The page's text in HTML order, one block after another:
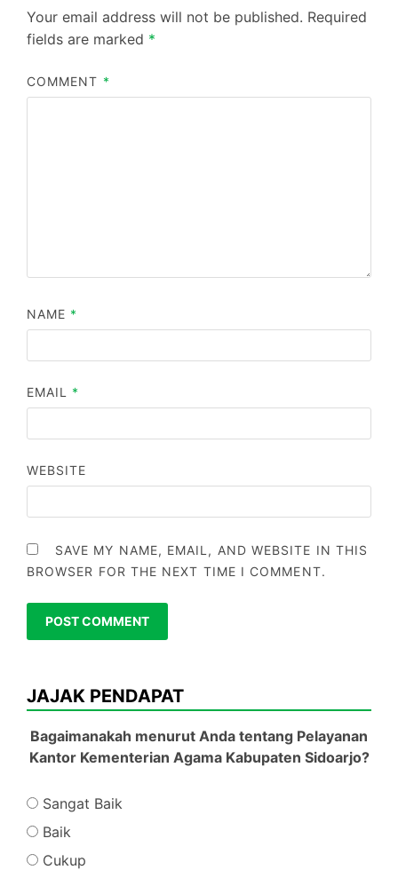
Your email address will not be published. Required
fields are marked *
COMMENT *
NAME *
EMAIL *
WEBSITE
SAVE MY NAME, EMAIL, AND WEBSITE IN THIS
BROWSER FOR THE NEXT TIME I COMMENT.
JAJAK PENDAPAT
Bagaimanakah menurut Anda tentang Pelayanan
Kantor Kementerian Agama Kabupaten Sidoarjo?
Sangat Baik
Baik
Cukup